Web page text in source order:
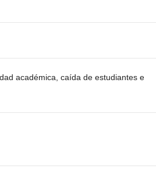
académica, caída de estudiantes e